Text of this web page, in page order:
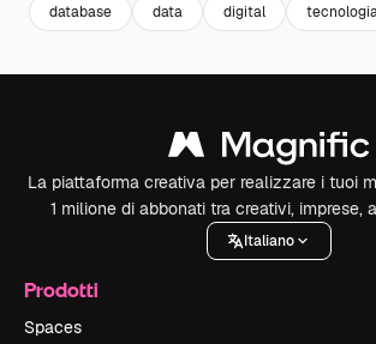
database data digital
La piattaforma creativa per realizzare i tuoi
1 milione di abbonati tra creativi, imprese,
Italiano
Prodotti
Spaces